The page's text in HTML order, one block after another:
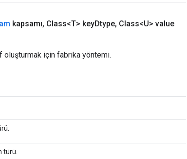
kapsamı, Class<T> keyDtype, Class<U> value
oluşturmak için fabrika yöntemi.
türü.